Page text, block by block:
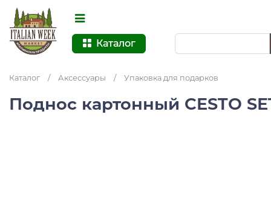
Каталог
Каталог / Аксессуары / Упаковка для подарков
Поднос картонный CESTO